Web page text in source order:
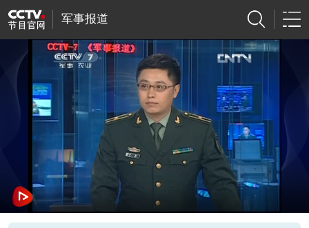
军事报道